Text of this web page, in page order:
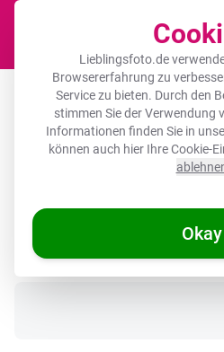
Lieblingsfoto.de
Browsererfahrung zu
Service zu bieten. Durch den
stimmen Sie der Verwendung
Informationen finden Sie in
können auch hier Ihre Cookie-
Okay
Runde Bilder
Bücher - Grün -
Auf Lager